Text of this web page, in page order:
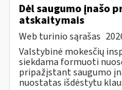
Dėl saugumo įnašo
atskaitymais
Web turinio sąrašas
Valstybinė mokesčių
siekdama formuoti
pripažįstant saugumo
nuostatas išdėstytu